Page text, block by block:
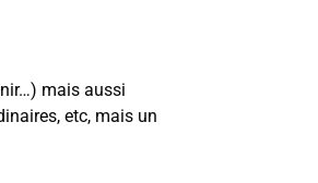
mais aussi
etc, mais un